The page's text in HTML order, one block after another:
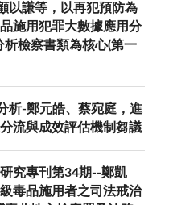
以謙等，以再犯預防為
施用犯罪大數據應用分
檢察書類為核心(第一
析-鄭元皓、蔡宛庭，進
流與成效評估機制芻議
究專刊第34期--鄭凱
毒品施用者之司法戒治